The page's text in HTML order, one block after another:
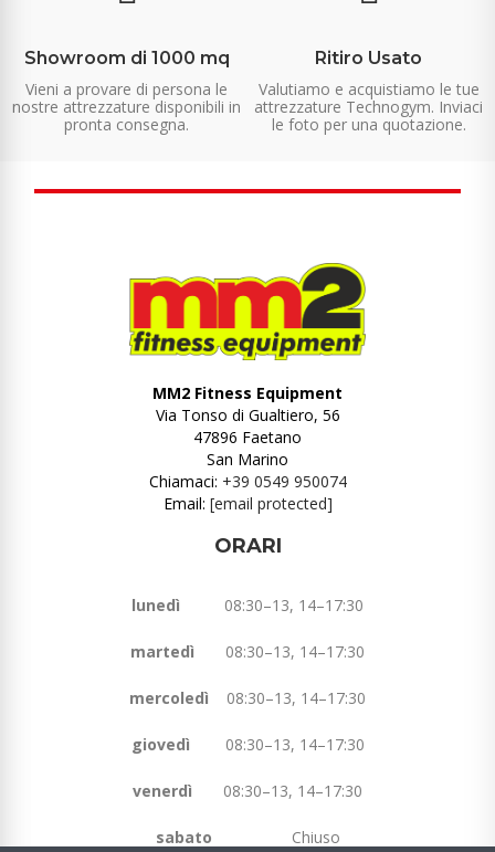
Showroom di 1000 mq
Vieni a provare di persona le
nostre attrezzature disponibili in
pronta consegna.
Ritiro Usato
Valutiamo e acquistiamo le tue
attrezzature Technogym. Inviaci
le foto per una quotazione.
MM2 Fitness Equipment
Via Tonso di Gualtiero, 56
47896 Faetano
San Marino
Chiamaci: +39 0549 950074
Email: [email protected]
ORARI
lunedì 08:30–13, 14–17:30
martedì 08:30–13, 14–17:30
mercoledì 08:30–13, 14–17:30
giovedì 08:30–13, 14–17:30
venerdì 08:30–13, 14–17:30
sabato Chiuso